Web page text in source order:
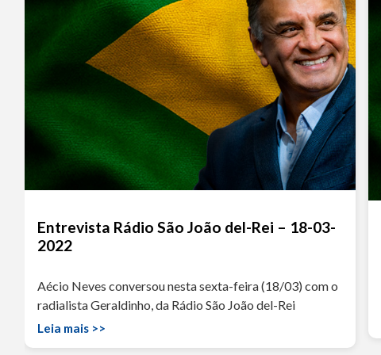
Entrevista Rádio São João del-Rei – 18-03-
2022
Aécio Neves conversou nesta sexta-feira (18/03) com o
radialista Geraldinho, da Rádio São João del-Rei
Leia mais >>